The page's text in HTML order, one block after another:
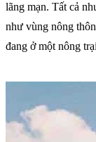
lãng mạn. Tất cả
như vùng nông
đang ở một nông